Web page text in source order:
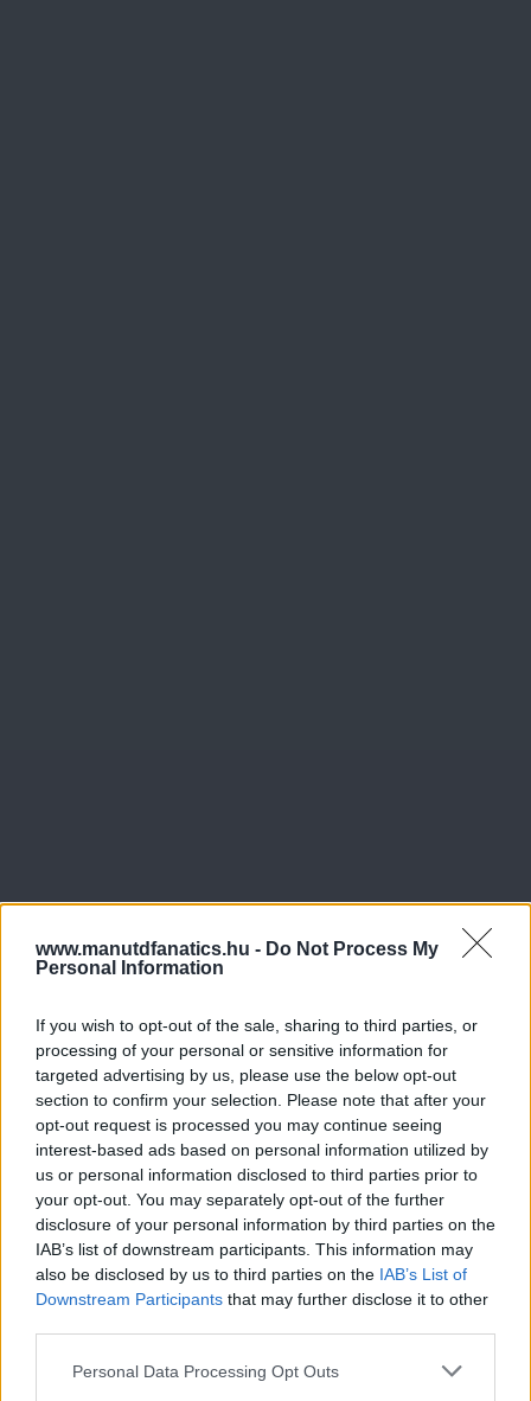
www.manutdfanatics.hu - Do Not Process My
Personal Information
If you wish to opt-out of the sale, sharing to third parties, or
processing of your personal or sensitive information for
targeted advertising by us, please use the below opt-out
section to confirm your selection. Please note that after your
opt-out request is processed you may continue seeing
interest-based ads based on personal information utilized by
us or personal information disclosed to third parties prior to
your opt-out. You may separately opt-out of the further
disclosure of your personal information by third parties on the
IAB’s list of downstream participants. This information may
also be disclosed by us to third parties on the IAB’s List of
Downstream Participants that may further disclose it to other
Please note that this website/app uses one or more Google
Personal Data Processing Opt Outs